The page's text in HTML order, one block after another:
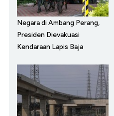
Negara di Ambang Perang,
Presiden Dievakuasi
Kendaraan Lapis Baja